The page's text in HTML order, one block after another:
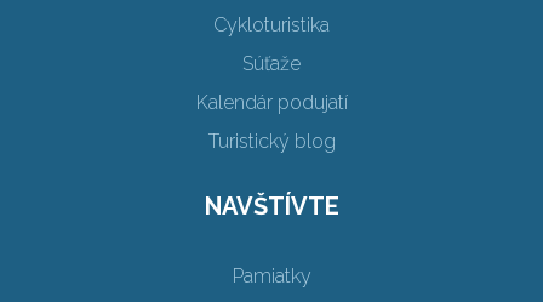
Cykloturistika
Súťaže
Kalendár podujatí
Turistický blog
NAVŠTÍVTE
Pamiatky